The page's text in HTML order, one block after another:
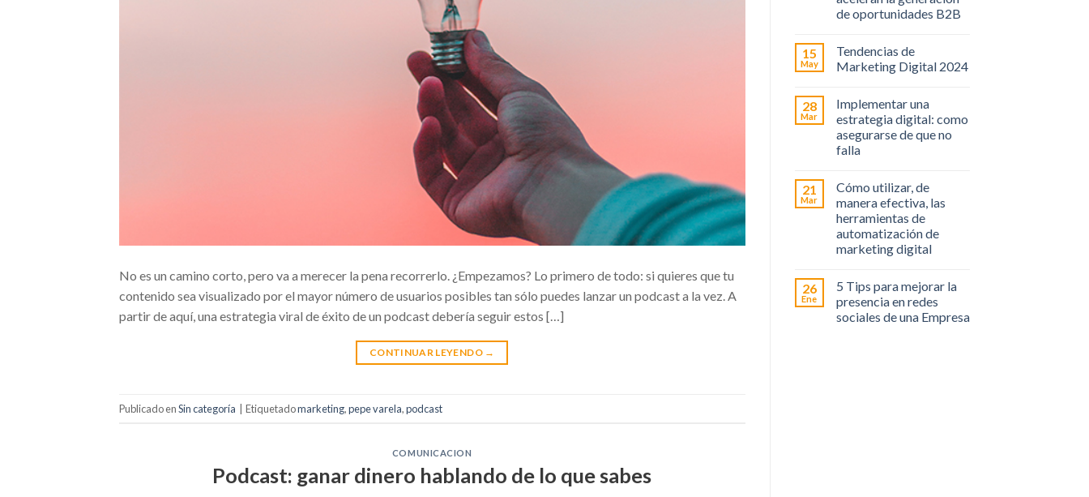
No es un camino corto, pero va a merecer la pena recorrerlo. ¿Empezamos? Lo primero de todo: si quieres que tu
contenido sea visualizado por el mayor número de usuarios posibles tan sólo puedes lanzar un podcast a la vez. A
partir de aquí, una estrategia viral de éxito de un podcast debería seguir estos […]
CONTINUAR LEYENDO →
Publicado enSin categoría | Etiquetadomarketing,pepe varela,podcast
COMUNICACION
Podcast: ganar dinero hablando de lo que sabes
de oportunidades B2B
15
May
Tendencias de
Marketing Digital 2024
28
Mar
Implementar una
estrategia digital: como
asegurarse de que no
falla
21
Mar
Cómo utilizar, de
manera efectiva, las
herramientas de
automatización de
marketing digital
26
Ene
5 Tips para mejorar la
presencia en redes
sociales de una Empresa